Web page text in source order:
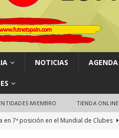
NOTICIAS AGENDA
MIEMBRO TIENDA ONLINE
en 7ª posición en el Mundial de Clubes